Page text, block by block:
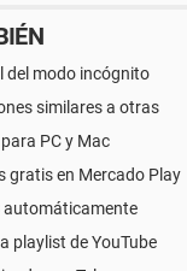
del modo incógnito
similares a otras
PC y Mac
gratis en Mercado Play
automáticamente
playlist de YouTube